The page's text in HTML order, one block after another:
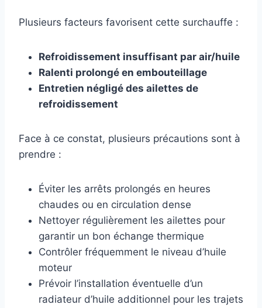
Plusieurs facteurs favorisent cette surchauffe :
Refroidissement insuffisant par air/huile
Ralenti prolongé en embouteillage
Entretien négligé des ailettes de
refroidissement
Face à ce constat, plusieurs précautions sont à
prendre :
Éviter les arrêts prolongés en heures
chaudes ou en circulation dense
Nettoyer régulièrement les ailettes pour
garantir un bon échange thermique
Contrôler fréquemment le niveau d’huile
moteur
Prévoir l’installation éventuelle d’un
radiateur d’huile additionnel pour les trajets